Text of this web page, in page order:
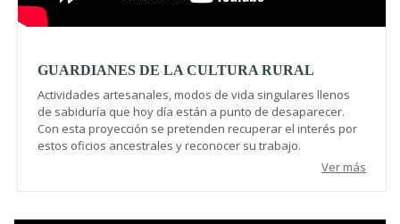
GUARDIANES DE LA CULTURA RURAL
Actividades artesanales, modos de vida singulares llenos
de sabiduría que hoy día están a punto de desaparecer.
Con esta proyección se pretenden recuperar el interés por
estos oficios ancestrales y reconocer su trabajo.
Ver más